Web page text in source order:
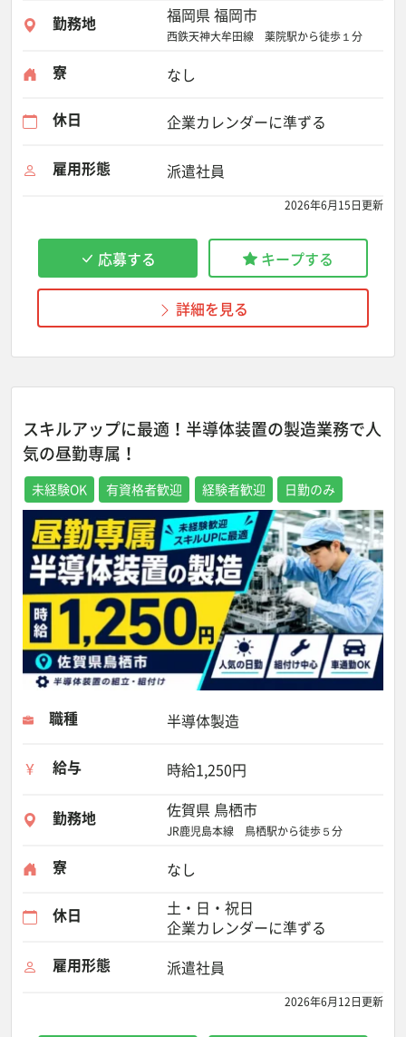
勤務地 福岡県 福岡市
西鉄天神大牟田線 薬院駅から徒歩１分
寮 なし
休日 企業カレンダーに準ずる
雇用形態 派遣社員
2026年6月15日更新
応募する キープする
詳細を見る
スキルアップに最適！半導体装置の製造業務で人
気の昼勤専属！
未経験OK 有資格者歓迎 経験者歓迎 日勤のみ
職種 半導体製造
給与 時給1,250円
勤務地 佐賀県 鳥栖市
JR鹿児島本線 鳥栖駅から徒歩５分
寮 なし
休日
土・日・祝日
企業カレンダーに準ずる
雇用形態
派遣社員
2026年6月12日更新